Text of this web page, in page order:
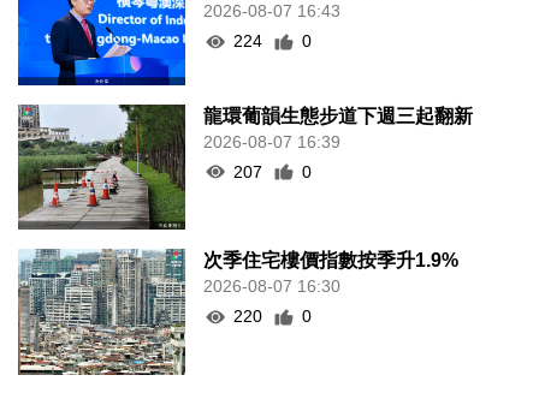
2026-08-07 16:43
224
0
龍環葡韻生態步道下週三起翻新
2026-08-07 16:39
207
0
次季住宅樓價指數按季升1.9%
2026-08-07 16:30
220
0